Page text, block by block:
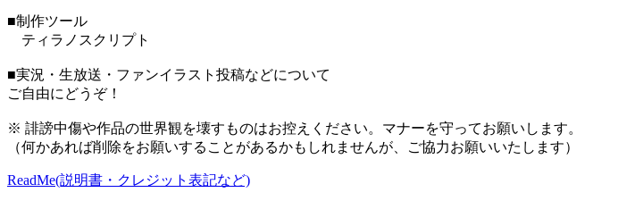
■制作ツール
ティラノスクリプト
■実況・生放送・ファンイラスト投稿などについて
ご自由にどうぞ！
※ 誹謗中傷や作品の世界観を壊すものはお控えください。マナーを守ってお願いします。
（何かあれば削除をお願いすることがあるかもしれませんが、ご協力お願いいたします）
ReadMe(説明書・クレジット表記など)